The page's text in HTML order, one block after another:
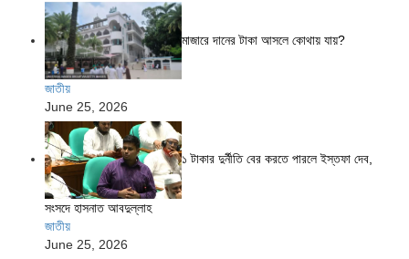
মাজারে দানের টাকা আসলে কোথায় যায়?
জাতীয়
June 25, 2026
১ টাকার দুর্নীতি বের করতে পারলে ইস্তফা দেব,
সংসদে হাসনাত আবদুল্লাহ
জাতীয়
June 25, 2026